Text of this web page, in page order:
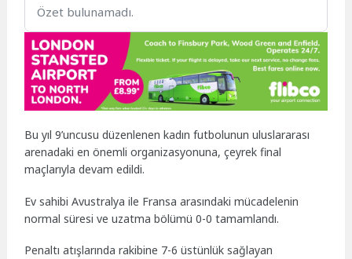
Özet bulunamadı.
Bu yıl 9’uncusu düzenlenen kadın futbolunun uluslararası
arenadaki en önemli organizasyonuna, çeyrek final
maçlarıyla devam edildi.
Ev sahibi Avustralya ile Fransa arasındaki mücadelenin
normal süresi ve uzatma bölümü 0-0 tamamlandı.
Penaltı atışlarında rakibine 7-6 üstünlük sağlayan